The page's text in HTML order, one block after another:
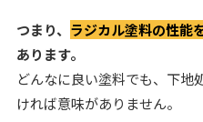
つまり、 ラジカル塗料の性能
あります。
どんなに良い塗料でも、下地
ければ意味がありません。